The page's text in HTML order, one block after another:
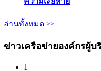
อ่านทั้งหมด >>
ข่าวเครือข่ายองค์กรผู้บ
1